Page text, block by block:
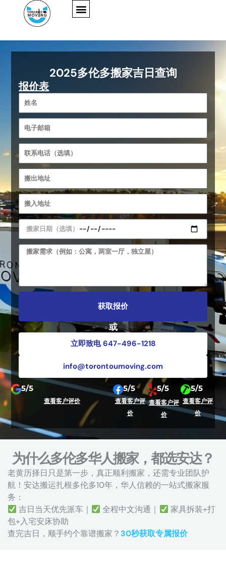
2025多伦多搬家吉日查询
报价表
N
a
m
em
a
i
l
h
o
n
e
i
c
k
U
p
A
d
r
e
s
s
M
o
v
e
I
d
d
r
e
s
(
o
p
o
n
a
l
)
o
v
i
n
D
a
t
e
u
t
y
o
u
m
o
v
e
e
g
c
o
n
o
,
2
-
获取报价
或
立即致电 647-496-1218
info@torontoumoving.com
5/5
查看客户评价
5/5
查看客户评
价
5/5
查看客户评
价
5/5
查看客户评
价
为什么多伦多华人搬家，都选安达？
老黄历择日只是第一步，真正顺利搬家，还需专业团队护
航！安达搬运扎根多伦多10年，华人信赖的一站式搬家服
务：
吉日当天优先派车｜
全程中文沟通｜
家具拆装+打
包+入宅安床协助
查完吉日，顺手约个靠谱搬家？ 30秒获取专属报价